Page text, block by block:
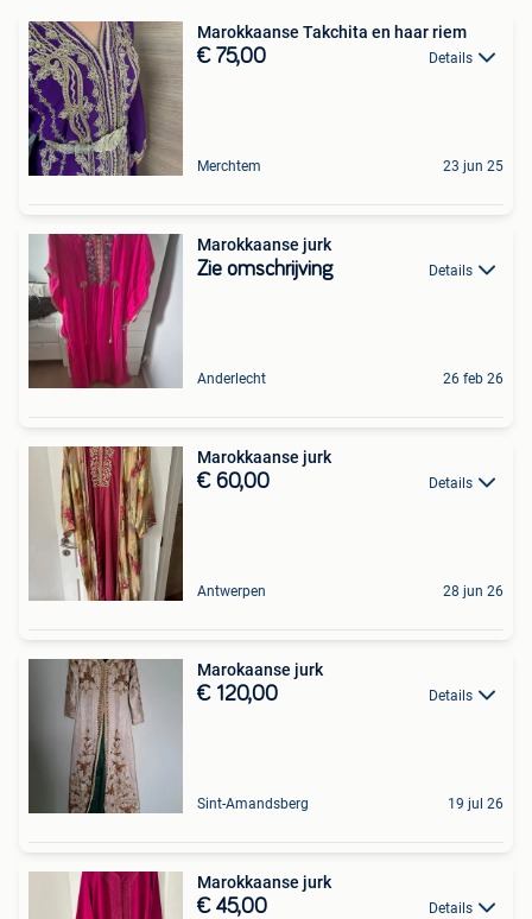
Marokkaanse Takchita en haar riem
€ 75,00 Details
Merchtem 23 jun 25
Marokkaanse jurk
Zie omschrijving Details
Anderlecht 26 feb 26
Marokkaanse jurk
€ 60,00 Details
Antwerpen 28 jun 26
Marokaanse jurk
€ 120,00 Details
Sint-Amandsberg 19 jul 26
Marokkaanse jurk
€ 45,00 Details